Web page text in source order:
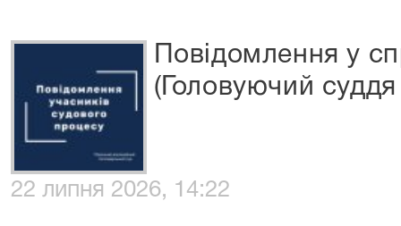
Повідомлення у
(Головуючий
22 липня 2026, 14:22